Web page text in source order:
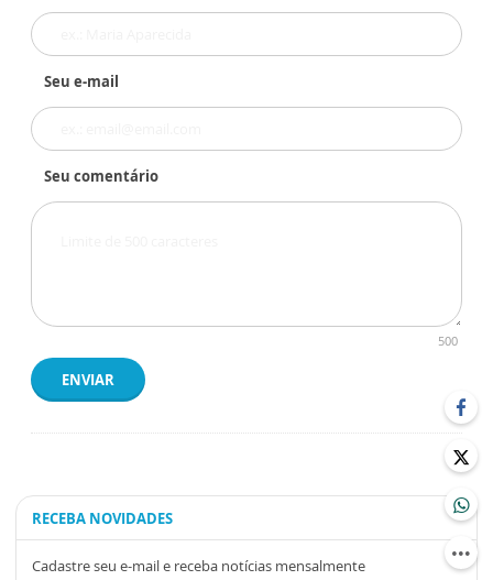
Seu e-mail
Seu comentário
500
ENVIAR
RECEBA NOVIDADES
Cadastre seu e-mail e receba notícias mensalmente